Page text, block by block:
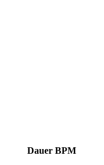
Dauer BPM